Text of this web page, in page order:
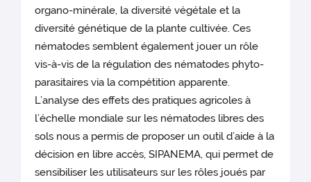
organo-minérale, la diversité végétale et la
diversité génétique de la plante cultivée. Ces
nématodes semblent également jouer un rôle
vis-à-vis de la régulation des nématodes phyto-
parasitaires via la compétition apparente.
L’analyse des effets des pratiques agricoles à
l’échelle mondiale sur les nématodes libres des
sols nous a permis de proposer un outil d’aide à la
décision en libre accès, SIPANEMA, qui permet de
sensibiliser les utilisateurs sur les rôles joués par